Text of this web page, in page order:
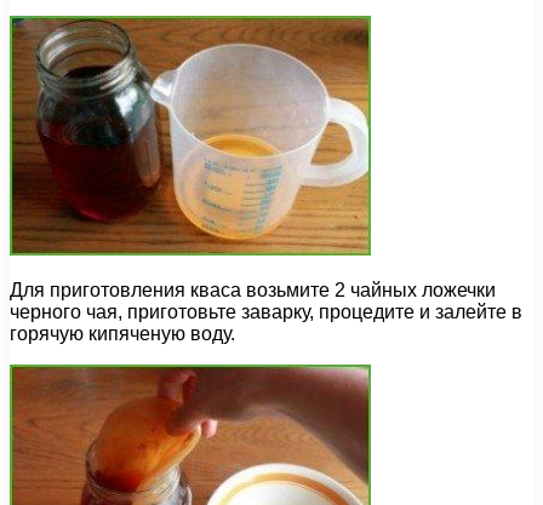
Для приготовления кваса возьмите 2 чайных ложечки
черного чая, приготовьте заварку, процедите и залейте в
горячую кипяченую воду.